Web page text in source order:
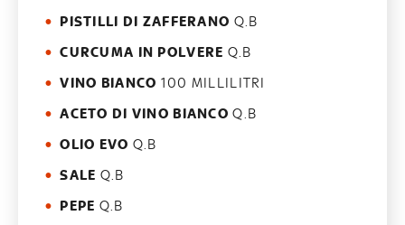
PISTILLI DI ZAFFERANO Q.B
CURCUMA IN POLVERE Q.B
VINO BIANCO 100 MILLILITRI
ACETO DI VINO BIANCO Q.B
OLIO EVO Q.B
SALE Q.B
PEPE Q.B